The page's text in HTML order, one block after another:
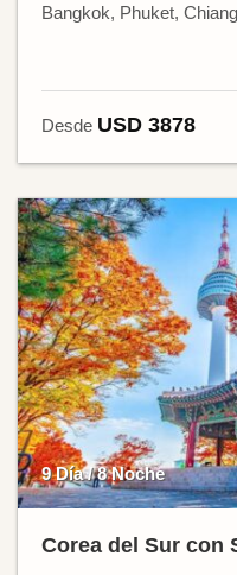
Bangkok, Phuket,
Desde USD 3878
9 Día / 8 Noche
Corea del Sur con